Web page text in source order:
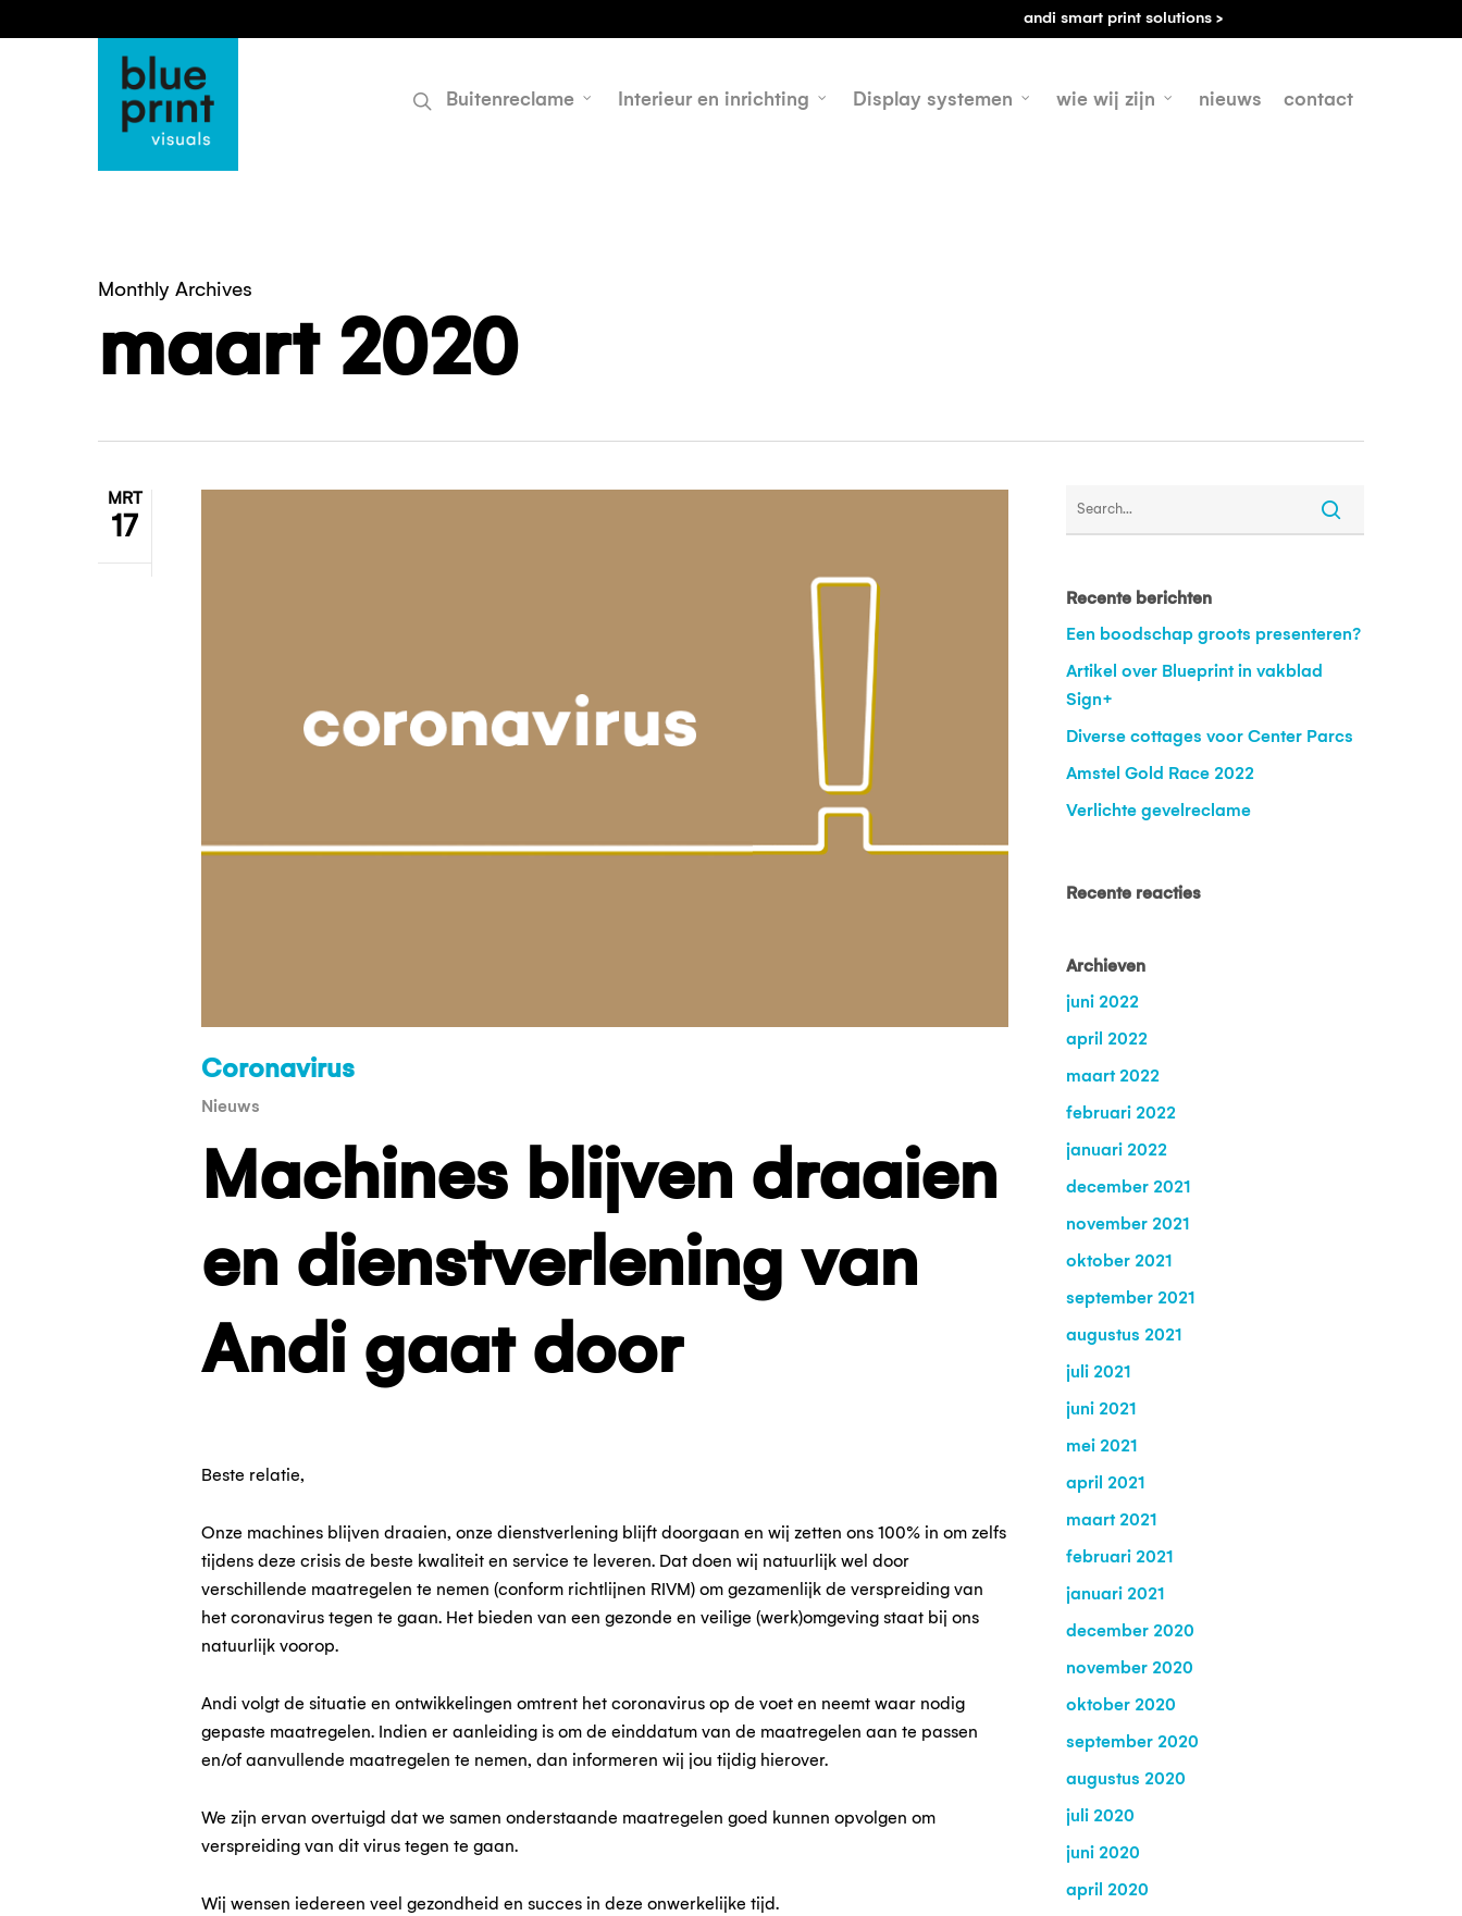
to
andi smart print solutions >
Buitenreclame Interieur en inrichting Display systemen wie wij zijn nieuws contact
Monthly Archives
maart 2020
MRT
17
Coronavirus
Nieuws
Machines blijven draaien
en dienstverlening van
Andi gaat door
Beste relatie,
Onze machines blijven draaien, onze dienstverlening blijft doorgaan en wij zetten ons 100% in om zelfs
tijdens deze crisis de beste kwaliteit en service te leveren. Dat doen wij natuurlijk wel door
verschillende maatregelen te nemen (conform richtlijnen RIVM) om gezamenlijk de verspreiding van
het coronavirus tegen te gaan. Het bieden van een gezonde en veilige (werk)omgeving staat bij ons
natuurlijk voorop.
Andi volgt de situatie en ontwikkelingen omtrent het coronavirus op de voet en neemt waar nodig
gepaste maatregelen. Indien er aanleiding is om de einddatum van de maatregelen aan te passen
en/of aanvullende maatregelen te nemen, dan informeren wij jou tijdig hierover.
We zijn ervan overtuigd dat we samen onderstaande maatregelen goed kunnen opvolgen om
verspreiding van dit virus tegen te gaan.
Wij wensen iedereen veel gezondheid en succes in deze onwerkelijke tijd.
Recente berichten
Een boodschap groots presenteren?
Artikel over Blueprint in vakblad
Sign+
Diverse cottages voor Center Parcs
Amstel Gold Race 2022
Verlichte gevelreclame
Recente reacties
Archieven
juni 2022
april 2022
maart 2022
februari 2022
januari 2022
december 2021
november 2021
oktober 2021
september 2021
augustus 2021
juli 2021
juni 2021
mei 2021
april 2021
maart 2021
februari 2021
januari 2021
december 2020
november 2020
oktober 2020
september 2020
augustus 2020
juli 2020
juni 2020
april 2020